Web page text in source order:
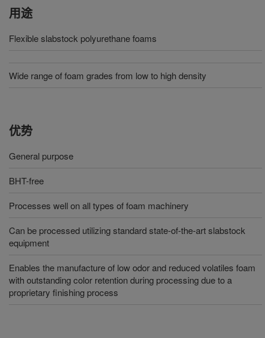
用途
Flexible slabstock polyurethane foams
Wide range of foam grades from low to high density
优势
General purpose
BHT-free
Processes well on all types of foam machinery
Can be processed utilizing standard state-of-the-art slabstock
equipment
Enables the manufacture of low odor and reduced volatiles foam
with outstanding color retention during processing due to a
proprietary finishing process